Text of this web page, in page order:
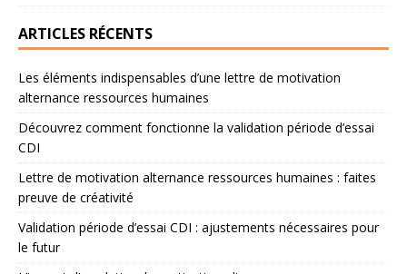
ARTICLES RÉCENTS
Les éléments indispensables d’une lettre de motivation
alternance ressources humaines
Découvrez comment fonctionne la validation période d’essai
CDI
Lettre de motivation alternance ressources humaines : faites
preuve de créativité
Validation période d’essai CDI : ajustements nécessaires pour
le futur